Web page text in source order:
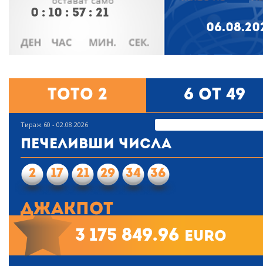
0 : 10 : 57 : 21
Тото 2 6 от 49
Тираж 60 - 02.08.2026
Печеливши числа
2 17 21 29 34 36
Джакпот
3 175 849.96 euro